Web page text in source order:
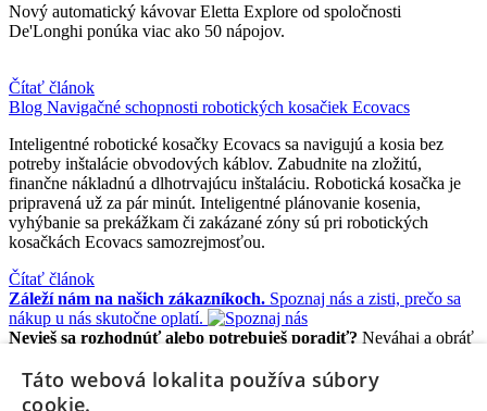
Nový automatický kávovar Eletta Explore od spoločnosti
De'Longhi ponúka viac ako 50 nápojov.
Čítať článok
Blog Navigačné schopnosti robotických kosačiek Ecovacs
Inteligentné robotické kosačky Ecovacs sa navigujú a kosia bez
potreby inštalácie obvodových káblov. Zabudnite na zložitú,
finančne nákladnú a dlhotrvajúcu inštaláciu. Robotická kosačka je
pripravená už za pár minút. Inteligentné plánovanie kosenia,
vyhýbanie sa prekážkam či zakázané zóny sú pri robotických
kosačkách Ecovacs samozrejmosťou.
Čítať článok
Záleží nám na našich zákazníkoch. Spoznaj nás a zisti, prečo sa
nákup u nás skutočne oplatí.
Nevieš sa rozhodnúť alebo potrebuješ poradiť? Neváhaj a obráť
Pošli nám e-mail info@tpd.sk Navštív naše predajne Zoznam
predajní
Táto webová lokalita používa súbory
cookie.